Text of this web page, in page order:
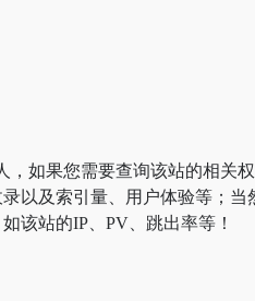
，如果您需要查询该站的相关
以及索引量、用户体验等；
该站的IP、PV、跳出率等！